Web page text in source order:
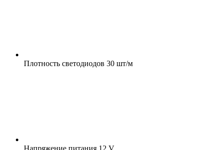
Плотность светодиодов 30 шт/м
Напряжение питания 12 V